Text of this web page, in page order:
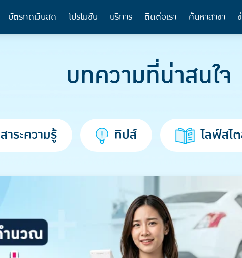
บัตรกดเงินสด โปรโมชัน บริการ ติดต่อเรา ค้นหาสาขา
บทความที่น่าสนใจ
สาระความรู้ ทิปส์ ไลฟ์สไ